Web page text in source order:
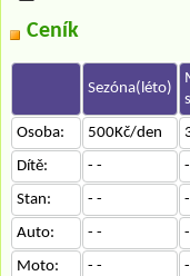
Ceník
Sezóna(léto)
Osoba:
500Kč/den
Dítě:
- -
Stan:
- -
Auto:
- -
Moto:
- -